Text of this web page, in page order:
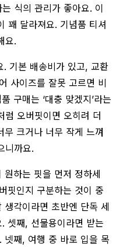
식의 관리가 좋아요. 이
꽤 달라져요. 기념품 티셔
요.
. 기본 배송비가 있고, 교환
사이즈를 잘못 고르면 비
구매는 ‘대충 맞겠지’라는
럼 오버핏이면 오히려 더
무 크거나 너무 작게 느껴
니까요.
하는 핏을 먼저 정하세
핏인지 구분하는 것이 중
각이라면 초반엔 단독 세
셋째, 선물용이라면 받는
넷째, 여행 중 바로 입을 목